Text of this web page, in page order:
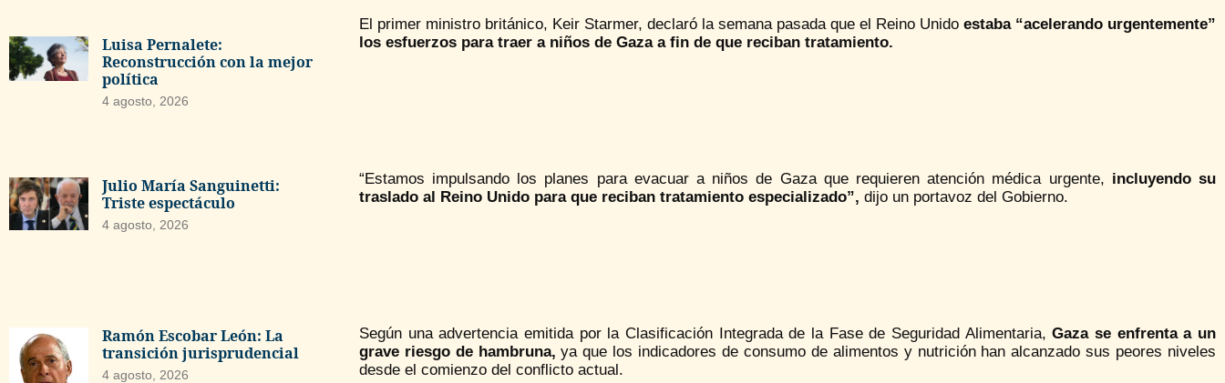
Luisa Pernalete:
Reconstrucción con la mejor
política
4 agosto, 2026
Julio María Sanguinetti:
Triste espectáculo
4 agosto, 2026
Ramón Escobar León: La
transición jurisprudencial
4 agosto, 2026
El primer ministro británico, Keir Starmer, declaró la semana pasada que el Reino Unido estaba “acelerando urgentemente”
los esfuerzos para traer a niños de Gaza a fin de que reciban tratamiento.
“Estamos impulsando los planes para evacuar a niños de Gaza que requieren atención médica urgente, incluyendo su
traslado al Reino Unido para que reciban tratamiento especializado”, dijo un portavoz del Gobierno.
Según una advertencia emitida por la Clasificación Integrada de la Fase de Seguridad Alimentaria,Gaza se enfrenta a un
grave riesgo de hambruna, ya que los indicadores de consumo de alimentos y nutrición han alcanzado sus peores niveles
desde el comienzo del conflicto actual.